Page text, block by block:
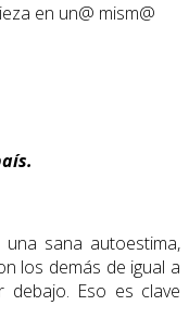
en un@ mism@
sana autoestima,
los demás de igual a
Eso es clave